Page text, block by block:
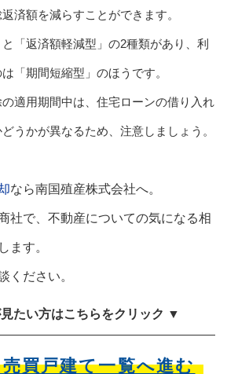
済額を減らすことができます。
「返済額軽減型」の2種類があり、利
「期間短縮型」のほうです。
適用期間中は、住宅ローンの借り入れ
うかが異なるため、注意しましょう。
なら南国殖産株式会社へ。
社で、不動産についての気になる相
ます。
ください。
たい方はこちらをクリック ▼
買戸建て一覧へ進む